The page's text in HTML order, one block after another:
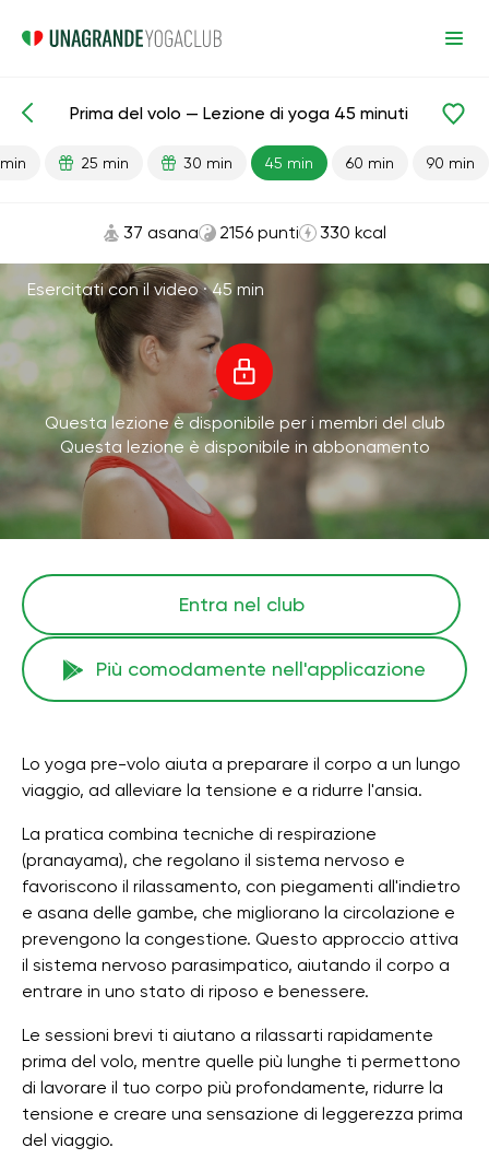
Lezioni pronte Viaggio
Prima del volo — Lezione di yoga 45 minuti
25 min 30 min 45 min 60 min 90 min
37 asana 2156 punti 330 kcal
Esercitati con il video ·45 min
Questa lezione è disponibile per i membri del club
Questa lezione è disponibile in abbonamento
Entra nel club
Più comodamente nell'applicazione
Lo yoga pre-volo aiuta a preparare il corpo a un lungo
viaggio, ad alleviare la tensione e a ridurre l'ansia.
La pratica combina tecniche di respirazione
(pranayama), che regolano il sistema nervoso e
favoriscono il rilassamento, con piegamenti all'indietro
e asana delle gambe, che migliorano la circolazione e
prevengono la congestione. Questo approccio attiva
il sistema nervoso parasimpatico, aiutando il corpo a
entrare in uno stato di riposo e benessere.
Le sessioni brevi ti aiutano a rilassarti rapidamente
prima del volo, mentre quelle più lunghe ti permettono
di lavorare il tuo corpo più profondamente, ridurre la
tensione e creare una sensazione di leggerezza prima
del viaggio.